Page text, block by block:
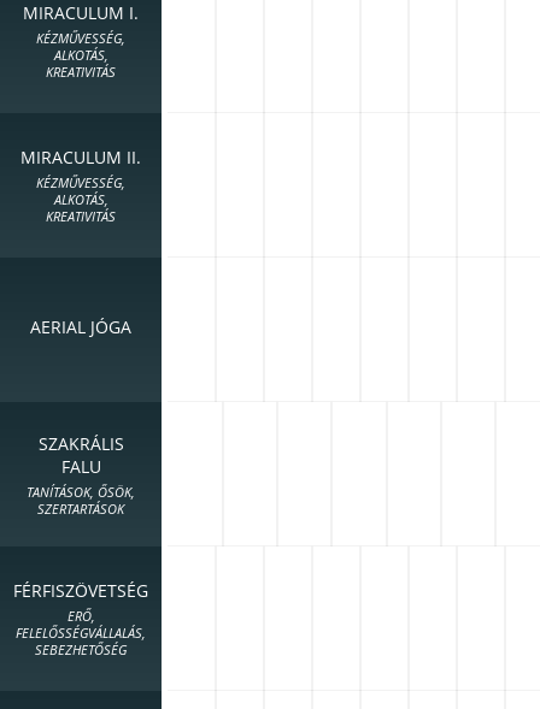
MIRACULUM I.
KÉZMŰVESSÉG,
ALKOTÁS,
KREATIVITÁS
MIRACULUM II.
KÉZMŰVESSÉG,
ALKOTÁS,
KREATIVITÁS
AERIAL JÓGA
SZAKRÁLIS
FALU
TANÍTÁSOK, ŐSÖK,
SZERTARTÁSOK
FÉRFISZÖVETSÉG
ERŐ,
FELELŐSSÉGVÁLLALÁS,
SEBEZHETŐSÉG